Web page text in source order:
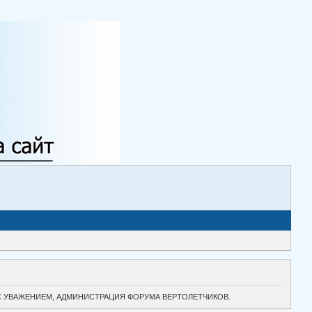
УВАЖЕНИЕМ, АДМИНИСТРАЦИЯ ФОРУМА ВЕРТОЛЕТЧИКОВ.